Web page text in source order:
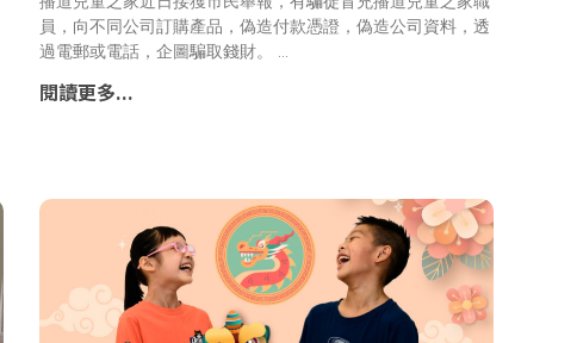
員，向不同公司訂購產品，偽造付款憑證，偽造公司資料，透
過電郵或電話，企圖騙取錢財。
閱讀更多...